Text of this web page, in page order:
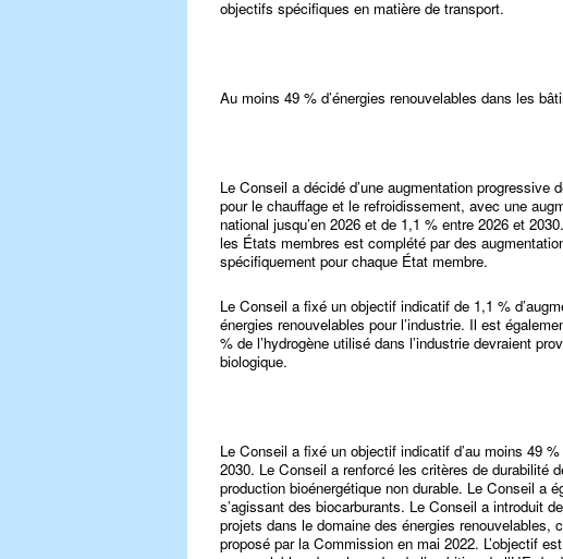
objectifs spécifiques en matière de transport.
Au moins 49 % d’énergies renouvelables dans les
Le Conseil a décidé d’une augmentation progressive
pour le chauffage et le refroidissement, avec une
national jusqu’en 2026 et de 1,1 % entre 2026 et
les États membres est complété par des
spécifiquement pour chaque État membre.
Le Conseil a fixé un objectif indicatif de 1,1 %
énergies renouvelables pour l’industrie. Il est
% de l’hydrogène utilisé dans l’industrie devraient
biologique.
Le Conseil a fixé un objectif indicatif d’au moins 49
2030. Le Conseil a renforcé les critères de durabilité
production bioénergétique non durable. Le Conseil a
s’agissant des biocarburants. Le Conseil a introduit
projets dans le domaine des énergies
proposé par la Commission en mai 2022. L’objectif